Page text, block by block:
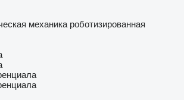
механика роботизированная